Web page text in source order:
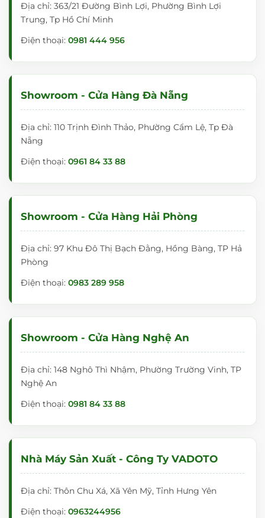
Địa chỉ: 363/21 Đường Bình Lợi, Phường Bình Lợi
Trung, Tp Hồ Chí Minh
Điện thoại: 0981 444 956
Showroom - Cửa Hàng Đà Nẵng
Địa chỉ: 110 Trịnh Đình Thảo, Phường Cẩm Lệ, Tp Đà
Nẵng
Điện thoại: 0961 84 33 88
Showroom - Cửa Hàng Hải Phòng
Địa chỉ: 97 Khu Đô Thị Bạch Đằng, Hồng Bàng, TP Hả
Phòng
Điện thoại: 0983 289 958
Showroom - Cửa Hàng Nghệ An
Địa chỉ: 148 Nghô Thì Nhậm, Phường Trường Vinh, TP
Nghệ An
Điện thoại: 0981 84 33 88
Nhà Máy Sản Xuất - Công Ty VADOTO
Địa chỉ: Thôn Chu Xá, Xã Yên Mỹ, Tỉnh Hưng Yên
Điện thoại: 0963244956